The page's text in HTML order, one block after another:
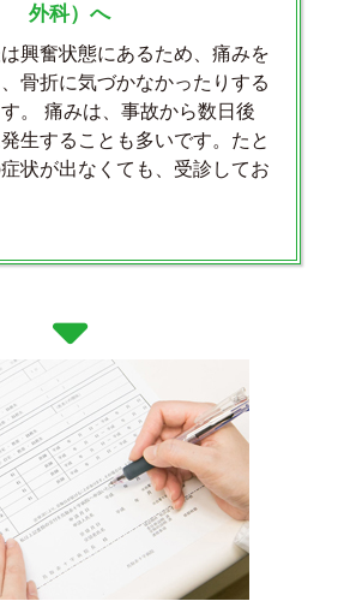
外科）へ
興奮状態にあるため、痛みを
骨折に気づかなかったりする
。 痛みは、事故から数日後
生することも多いです。たと
状が出なくても、受診してお